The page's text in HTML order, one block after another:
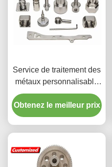
Service de traitement des
métaux personnalisable
haute précision pour les
pièces en acier
inoxydable
Obtenez le meilleur prix